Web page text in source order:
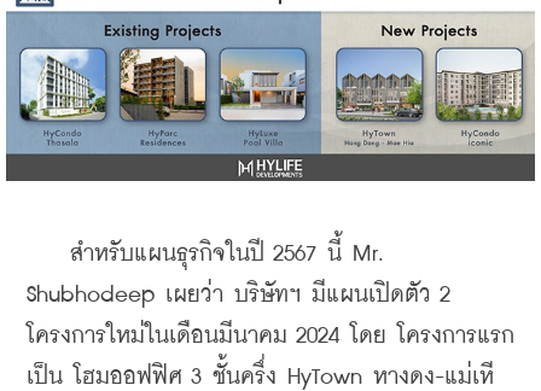
สำหรับแผนธุรกิจในปี 2567 นี้ Mr.
Shubhodeep เผยว่า บริษัทฯ มีแผนเปิดตัว 2
โครงการใหม่ในเดือนมีนาคม 2024 โดย โครงการแรก
เป็น โฮมออฟฟิศ 3 ชั้นครึ่ง HyTown หางดง-แม่เหี